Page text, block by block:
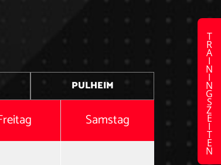
PULHEIM
Samstag TRAININGSZEITEN